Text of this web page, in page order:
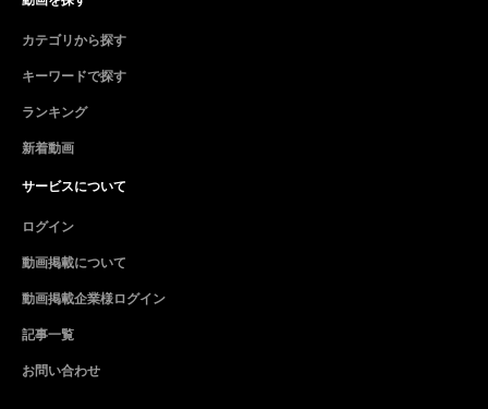
ランキング
新着動画
動画掲載企業様ログイン
記事一覧
お問い合わせ